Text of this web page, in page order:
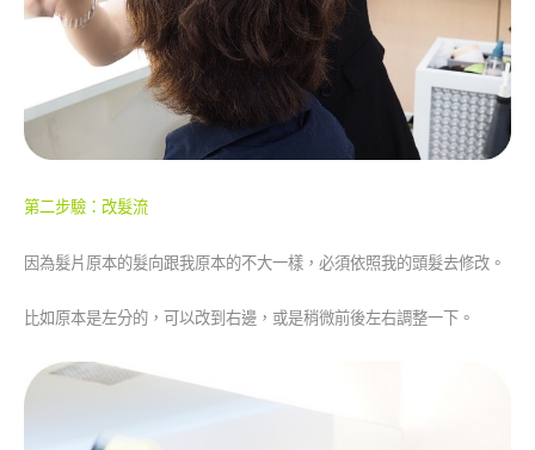
第二步驗：改髮流
因為髮片原本的髮向跟我原本的不大一樣，必須依照我的頭髮去修改。
比如原本是左分的，可以改到右邊，或是稍微前後左右調整一下。